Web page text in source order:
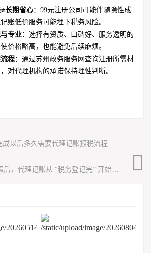
长期省心：99元注册公司可能伴随隐性成
账低价服务可能埋下税务风险。
专业：选择有资质、口碑好、服务透明的
价格略高，也能避免后续麻烦。
程：通过苏州政务服务网查询注册所需材
对代理机构的承诺保持理性判断。
成以后多久需要代理记账报税流程
新手必看苏州注册执照后，代理记账从 “税务登记完” 开始，晚了可能挨罚？